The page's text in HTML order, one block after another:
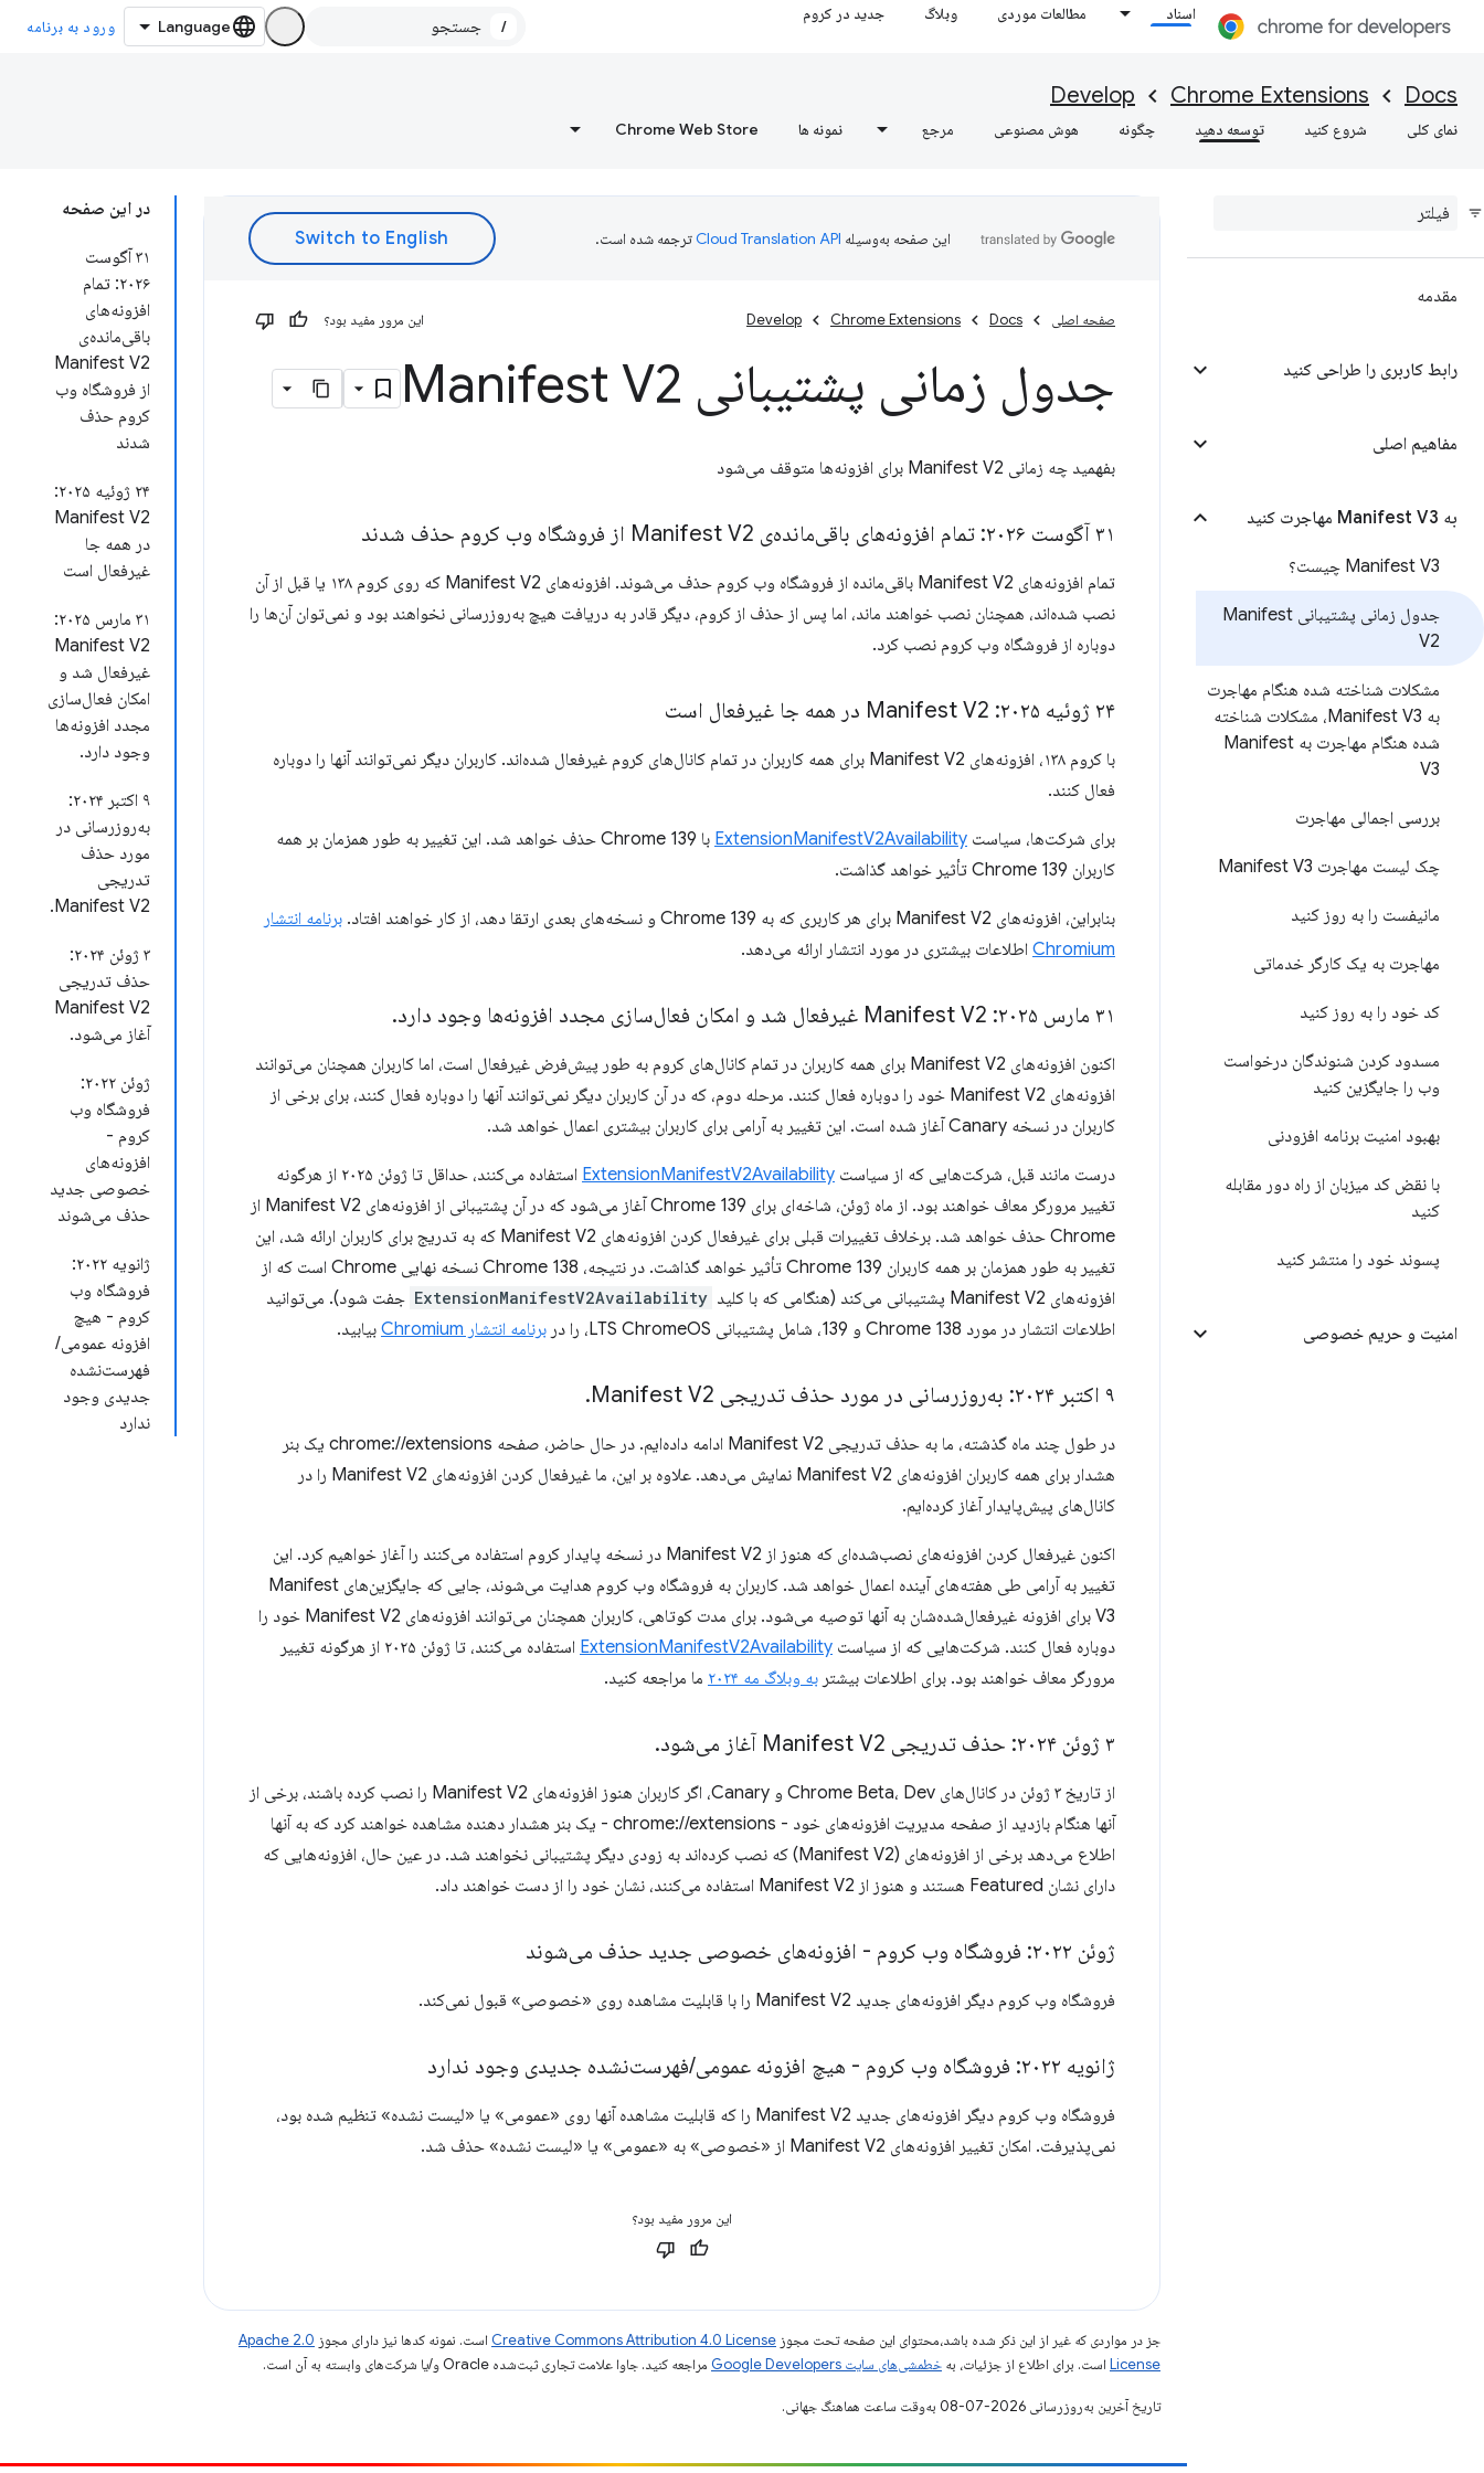
اسناد مطالعات موردی وبلاگ جدید در کروم
/ ورود به برنامه
Docs
Chrome Extensions
Develop
نمای کلی شروع کنید توسعه دهید چگونه هوش مصنوعی مرجع نمونه ها Chrome Web Store
مقدمه
رابط کاربری را طراحی کنید
مفاهیم اصلی
به Manifest V3 مهاجرت کنید
Manifest V3 چیست؟
جدول زمانی پشتیبانی Manifest
V2
مشکلات شناخته شده هنگام مهاجرت
به Manifest V3، مشکلات شناخته
شده هنگام مهاجرت به Manifest
V3
بررسی اجمالی مهاجرت
چک لیست مهاجرت Manifest V3
مانیفست را به روز کنید
مهاجرت به یک کارگر خدماتی
کد خود را به روز کنید
مسدود کردن شنوندگان درخواست
وب را جایگزین کنید
بهبود امنیت برنامه افزودنی
با نقض کد میزبان از راه دور مقابله
کنید
پسوند خود را منتشر کنید
امنیت و حریم خصوصی
در این صفحه
۳۱ آگوست
۲۰۲۶: تمام
افزونه‌های
باقی‌مانده‌ی
Manifest V2
از فروشگاه وب
کروم حذف
شدند
۲۴ ژوئیه ۲۰۲۵:
Manifest V2
در همه جا
غیرفعال است
۳۱ مارس ۲۰۲۵:
Manifest V2
غیرفعال شد و
امکان فعال‌سازی
مجدد افزونه‌ها
وجود دارد.
۹ اکتبر ۲۰۲۴:
به‌روزرسانی در
مورد حذف
تدریجی
Manifest V2.
۳ ژوئن ۲۰۲۴:
حذف تدریجی
Manifest V2
آغاز می‌شود.
ژوئن ۲۰۲۲:
فروشگاه وب
کروم -
افزونه‌های
خصوصی جدید
حذف می‌شوند
ژانویه ۲۰۲۲:
فروشگاه وب
کروم - هیچ
افزونه عمومی/
فهرست‌نشده
جدیدی وجود
ندارد
این صفحه به‌وسیله ترجمه شده است.
صفحه اصلی Docs
Chrome Extensions
Develop این مرور مفید بود؟
جدول زمانی پشتیبانی Manifest V2
بفهمید چه زمانی Manifest V2 برای افزونه‌ها متوقف می‌شود
۳۱ آگوست ۲۰۲۶: تمام افزونه‌های باقی‌مانده‌ی Manifest V2 از فروشگاه وب کروم حذف شدند
تمام افزونه‌های Manifest V2 باقی‌مانده از فروشگاه وب کروم حذف می‌شوند. افزونه‌های Manifest V2 که روی کروم ۱۳۸ یا قبل از آن
نصب شده‌اند، همچنان نصب خواهند ماند، اما پس از حذف از کروم، دیگر قادر به دریافت هیچ به‌روزرسانی نخواهند بود و نمی‌توان آن‌ها را
دوباره از فروشگاه وب کروم نصب کرد.
۲۴ ژوئیه ۲۰۲۵: Manifest V2 در همه جا غیرفعال است
با کروم ۱۳۸، افزونه‌های Manifest V2 برای همه کاربران در تمام کانال‌های کروم غیرفعال شده‌اند. کاربران دیگر نمی‌توانند آنها را دوباره
فعال کنند.
برای شرکت‌ها، سیاست ExtensionManifestV2Availability
با Chrome 139 حذف خواهد شد. این تغییر به طور همزمان بر همه
کاربران Chrome 139 تأثیر خواهد گذاشت.
بنابراین، افزونه‌های Manifest V2 برای هر کاربری که به Chrome 139 و نسخه‌های بعدی ارتقا دهد، از کار خواهند افتاد.
برنامه انتشار
Chromium اطلاعات بیشتری در مورد انتشار ارائه می‌دهد.
۳۱ مارس ۲۰۲۵: Manifest V2 غیرفعال شد و امکان فعال‌سازی مجدد افزونه‌ها وجود دارد .
اکنون افزونه‌های Manifest V2 برای همه کاربران در تمام کانال‌های کروم به طور پیش‌فرض غیرفعال است، اما کاربران همچنان می‌توانند
افزونه‌های Manifest V2 خود را دوباره فعال کنند. مرحله دوم، که در آن کاربران دیگر نمی‌توانند آنها را دوباره فعال کنند، برای برخی از
کاربران در نسخه Canary آغاز شده است. این تغییر به آرامی برای کاربران بیشتری اعمال خواهد شد.
درست مانند قبل، شرکت‌هایی که از سیاست ExtensionManifestV2Availability
استفاده می‌کنند، حداقل تا ژوئن ۲۰۲۵ از هرگونه
تغییر مرورگر معاف خواهند بود. از ماه ژوئن، شاخه‌ای برای Chrome 139 آغاز می‌شود که در آن پشتیبانی از افزونه‌های Manifest V2 از
Chrome حذف خواهد شد. برخلاف تغییرات قبلی برای غیرفعال کردن افزونه‌های Manifest V2 که به تدریج برای کاربران ارائه شد، این
تغییر به طور همزمان بر همه کاربران Chrome 139 تأثیر خواهد گذاشت. در نتیجه، Chrome 138 نسخه نهایی Chrome است که از
افزونه‌های Manifest V2 پشتیبانی می‌کند (هنگامی که با کلید
ExtensionManifestV2Availability جفت شود). می‌توانید
اطلاعات انتشار در مورد Chrome 138 و 139، شامل پشتیبانی LTS ChromeOS، را در
برنامه انتشار Chromium بیابید.
۹ اکتبر ۲۰۲۴: به‌روزرسانی در مورد حذف تدریجی Manifest V2 .
در طول چند ماه گذشته، ما به حذف تدریجی Manifest V2 ادامه داده‌ایم. در حال حاضر، صفحه chrome://extensions یک بنر
هشدار برای همه کاربران افزونه‌های Manifest V2 نمایش می‌دهد. علاوه بر این، ما غیرفعال کردن افزونه‌های Manifest V2 را در
کانال‌های پیش‌پایدار آغاز کرده‌ایم.
اکنون غیرفعال کردن افزونه‌های نصب‌شده‌ای که هنوز از Manifest V2 در نسخه پایدار کروم استفاده می‌کنند را آغاز خواهیم کرد. این
تغییر به آرامی طی هفته‌های آینده اعمال خواهد شد. کاربران به فروشگاه وب کروم هدایت می‌شوند، جایی که جایگزین‌های Manifest
V3 برای افزونه غیرفعال‌شده‌شان به آنها توصیه می‌شود. برای مدت کوتاهی، کاربران همچنان می‌توانند افزونه‌های Manifest V2 خود را
دوباره فعال کنند. شرکت‌هایی که از سیاست ExtensionManifestV2Availability
استفاده می‌کنند، تا ژوئن ۲۰۲۵ از هرگونه تغییر
مرورگر معاف خواهند بود. برای اطلاعات بیشتر به وبلاگ مه ۲۰۲۴ ما مراجعه کنید.
۳ ژوئن ۲۰۲۴: حذف تدریجی Manifest V2 آغاز می‌شود .
از تاریخ ۳ ژوئن در کانال‌های Chrome Beta، Dev و Canary، اگر کاربران هنوز افزونه‌های Manifest V2 را نصب کرده باشند، برخی از
آنها هنگام بازدید از صفحه مدیریت افزونه‌های خود - chrome://extensions - یک بنر هشدار دهنده مشاهده خواهند کرد که به آنها
اطلاع می‌دهد برخی از افزونه‌های (Manifest V2) که نصب کرده‌اند به زودی دیگر پشتیبانی نخواهند شد. در عین حال، افزونه‌هایی که
دارای نشان Featured هستند و هنوز از Manifest V2 استفاده می‌کنند، نشان خود را از دست خواهند داد.
ژوئن ۲۰۲۲: فروشگاه وب کروم - افزونه‌های خصوصی جدید حذف می‌شوند
فروشگاه وب کروم دیگر افزونه‌های جدید Manifest V2 را با قابلیت مشاهده روی «خصوصی» قبول نمی‌کند.
ژانویه ۲۰۲۲: فروشگاه وب کروم - هیچ افزونه عمومی /فهرست‌نشده جدیدی وجود ندارد
فروشگاه وب کروم دیگر افزونه‌های جدید Manifest V2 را که قابلیت مشاهده آنها روی «عمومی» یا «لیست نشده» تنظیم شده بود،
نمی‌پذیرفت. امکان تغییر افزونه‌های Manifest V2 از «خصوصی» به «عمومی» یا «لیست نشده» حذف شد.
این مرور مفید بود؟
جز در مواردی که غیر از این ذکر شده باشد،‌محتوای این صفحه تحت مجوز Creative Commons Attribution 4.0 License است. نمونه کدها نیز دارای مجوز Apache 2.0
License است. برای اطلاع از جزئیات، به خطمشی‌های سایت Google Developers‏ مراجعه کنید. جاوا علامت تجاری ثبت‌شده Oracle و/یا شرکت‌های وابسته به آن است.
تاریخ آخرین به‌روزرسانی 2026-07-08 به‌وقت ساعت هماهنگ جهانی.